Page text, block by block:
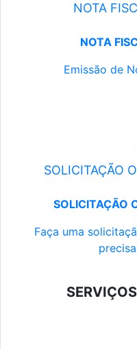
NOTA
NOTA
Emissão de
SOLICITAÇÃO
SOLICITAÇÃO
Faça uma